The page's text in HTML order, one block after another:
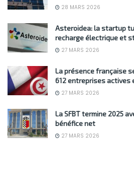
28 MARS 2026
Asteroidea: la startup
recharge électrique et
27 MARS 2026
La présence française
612 entreprises actives
27 MARS 2026
La SFBT termine 2025
bénéfice net
27 MARS 2026